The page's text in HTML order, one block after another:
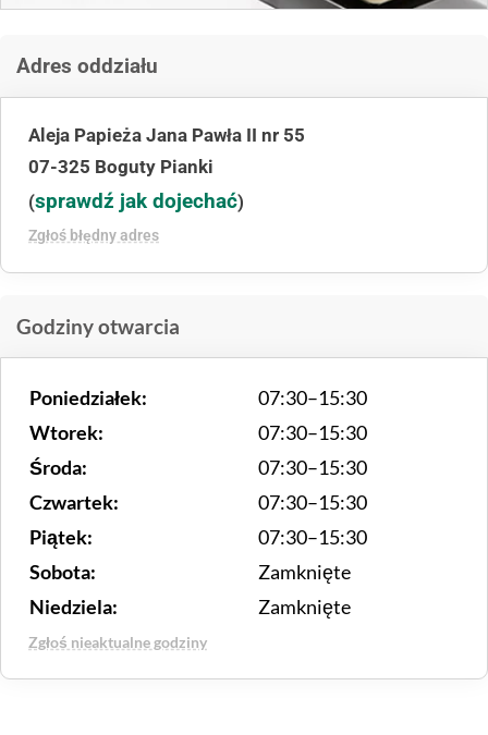
Adres oddziału
Aleja Papieża Jana Pawła II nr 55
07-325 Boguty Pianki
(sprawdź jak dojechać)
Zgłoś błędny adres
Godziny otwarcia
Poniedziałek:
07:30–15:30
Wtorek:
07:30–15:30
Środa:
07:30–15:30
Czwartek:
07:30–15:30
Piątek:
07:30–15:30
Sobota:
Zamknięte
Niedziela:
Zamknięte
Zgłoś nieaktualne godziny